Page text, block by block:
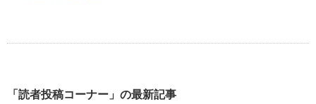
「読者投稿コーナー」の最新記事